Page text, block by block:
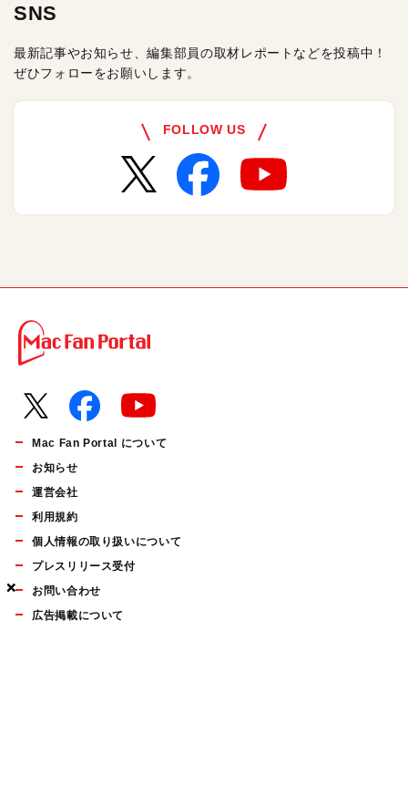
×
×
×
SNS
最新記事やお知らせ、編集部員の取材レポートなどを投稿中！
ぜひフォローをお願いします。
FOLLOW US
Mac Fan Portal について
お知らせ
運営会社
利用規約
個人情報の取り扱いについて
プレスリリース受付
お問い合わせ
広告掲載について